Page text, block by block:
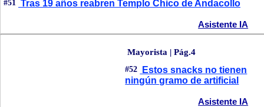
#51 Tras 19 años reabren Templo Chico de Andacollo
Asistente IA
Mayorista | Pág.4
#52
Estos snacks no tienen
ningún gramo de artificial
Asistente IA